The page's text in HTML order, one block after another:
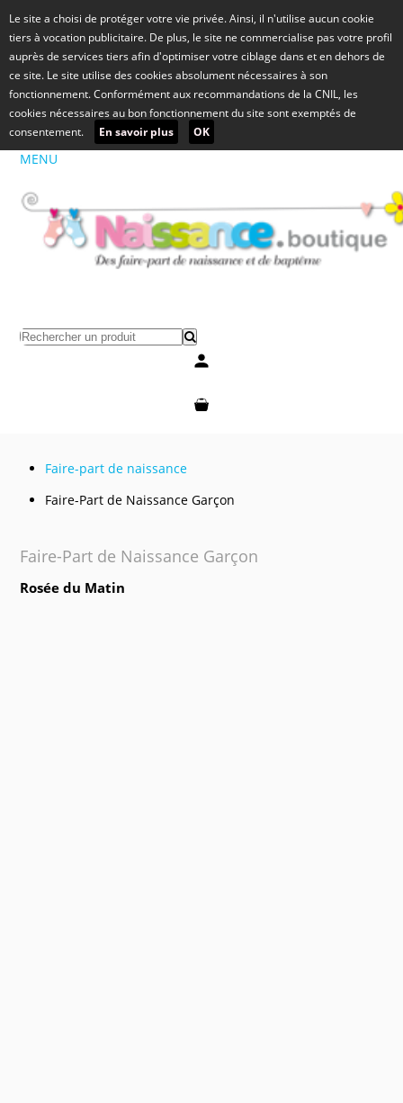
Le site a choisi de protéger votre vie privée. Ainsi, il n'utilise aucun cookie
tiers à vocation publicitaire. De plus, le site ne commercialise pas votre profil
auprès de services tiers afin d'optimiser votre ciblage dans et en dehors de
ce site. Le site utilise des cookies absolument nécessaires à son
fonctionnement. Conformément aux recommandations de la CNIL, les
cookies nécessaires au bon fonctionnement du site sont exemptés de
consentement.
En savoir plus OK
MENU
Faire-part de naissance
Faire-Part de Naissance Garçon
Faire-Part de Naissance Garçon
Rosée du Matin